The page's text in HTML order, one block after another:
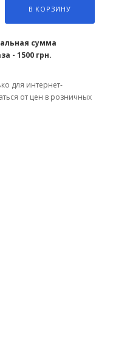
В КОРЗИНУ
сумма
- 1500 грн.
для интернет-
от цен в розничных